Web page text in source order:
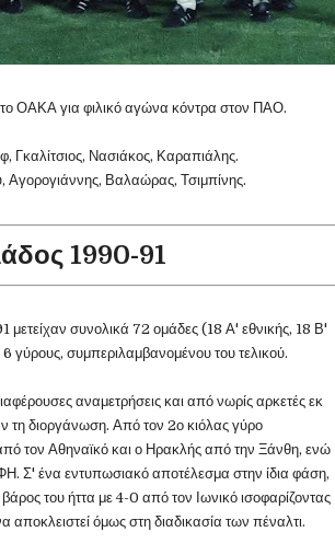
ΟΑΚΑ για φιλικό αγώνα κόντρα στον ΠΑΟ.
Γκαλίτσιος, Νασιάκος, Καραπιάλης.
Αγορογιάννης, Βαλαώρας, Τσιμπίνης.
1990-91
συνολικά 72 ομάδες (18 Α' εθνικής, 18 Β'
6 γύρους, συμπεριλαμβανομένου του τελικού.
αναμετρήσεις και από νωρίς αρκετές εκ
διοργάνωση. Από τον 2ο κιόλας γύρο
τον Αθηναϊκό και ο Ηρακλής από την Ξάνθη, ενώ
Σ' ένα εντυπωσιακό αποτέλεσμα στην ίδια φάση,
του ήττα με 4-0 από τον Ιωνικό ισοφαρίζοντας
όμως στη διαδικασία των πέναλτι.